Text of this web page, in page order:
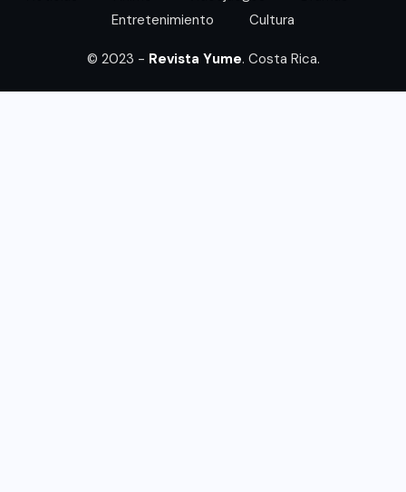
Entretenimiento
Cultura
© 2023 - Revista Yume. Costa Rica.